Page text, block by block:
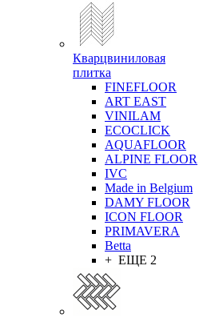
Кварцвиниловая
плитка
FINEFLOOR
ART EAST
VINILAM
ECOCLICK
AQUAFLOOR
ALPINE FLOOR
IVC
Made in Belgium
DAMY FLOOR
ICON FLOOR
PRIMAVERA
Betta
+ ЕЩЕ 2